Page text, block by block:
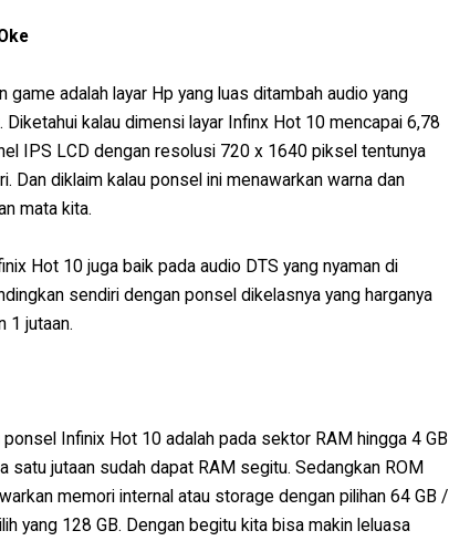
game adalah layar Hp yang luas ditambah audio yang
kalau dimensi layar Infinx Hot 10 mencapai 6,78
IPS LCD dengan resolusi 720 x 1640 piksel tentunya
Dan diklaim kalau ponsel ini menawarkan warna dan
mata kita.
Hot 10 juga baik pada audio DTS yang nyaman di
sendiri dengan ponsel dikelasnya yang harganya
1 jutaan.
Infinix Hot 10 adalah pada sektor RAM hingga 4 GB
satu jutaan sudah dapat RAM segitu. Sedangkan ROM
memori internal atau storage dengan pilihan 64 GB /
yang 128 GB. Dengan begitu kita bisa makin leluasa